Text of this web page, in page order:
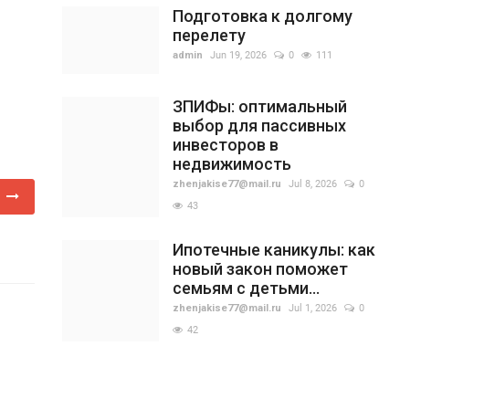
Подготовка к долгому
перелету
admin Jun 19, 2026 0 111
ЗПИФы: оптимальный
выбор для пассивных
инвесторов в
недвижимость
zhenjakise77@mail.ru Jul 8, 2026
0
43
Ипотечные каникулы: как
новый закон поможет
семьям с детьми...
zhenjakise77@mail.ru Jul 1, 2026
0
42